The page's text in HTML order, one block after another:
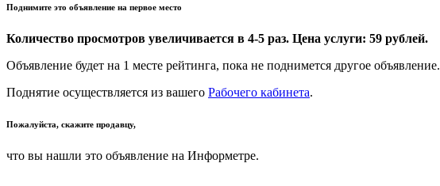
Поднимите это объявление на первое место
Количество просмотров увеличивается в 4-5 раз. Цена услуги: 59 рублей.
Объявление будет на 1 месте рейтинга, пока не поднимется другое объявление.
Поднятие осуществляется из вашего Рабочего кабинета.
Пожалуйста, скажите продавцу,
что вы нашли это объявление на Информетре.